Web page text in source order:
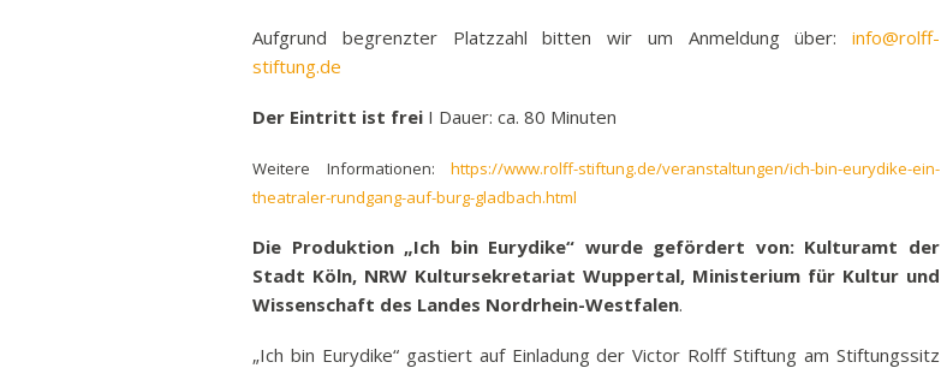
Aufgrund begrenzter Platzzahl bitten wir um Anmeldung über: info@rolff-
stiftung.de
Der Eintritt ist frei I Dauer: ca. 80 Minuten
Weitere Informationen: https://www.rolff-stiftung.de/veranstaltungen/ich-bin-eurydike-ein-
theatraler-rundgang-auf-burg-gladbach.html
Die Produktion „Ich bin Eurydike“ wurde gefördert von: Kulturamt der
Stadt Köln, NRW Kultursekretariat Wuppertal, Ministerium für Kultur und
Wissenschaft des Landes Nordrhein-Westfalen.
„Ich bin Eurydike“ gastiert auf Einladung der Victor Rolff Stiftung am Stiftungssitz